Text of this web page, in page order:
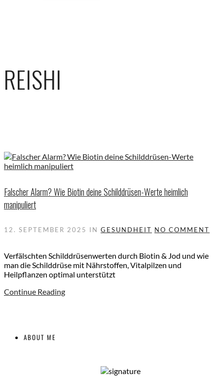
REISHI
Falscher Alarm? Wie Biotin deine Schilddrüsen-Werte heimlich
manipuliert
12. SEPTEMBER 2025 IN GESUNDHEIT NO COMMENT
Verfälschten Schilddrüsenwerten durch Biotin & Jod und wie
man die Schilddrüse mit Nährstoffen, Vitalpilzen und
Heilpflanzen optimal unterstützt
Continue Reading
ABOUT ME